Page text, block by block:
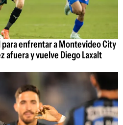
para enfrentar a Montevideo City
afuera y vuelve Diego Laxalt